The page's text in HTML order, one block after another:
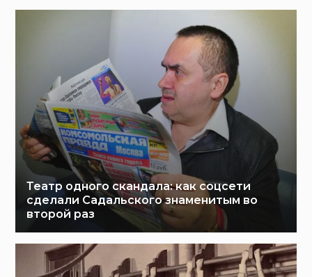
Театр одного скандала: как соцсети
сделали Садальского знаменитым во
второй раз